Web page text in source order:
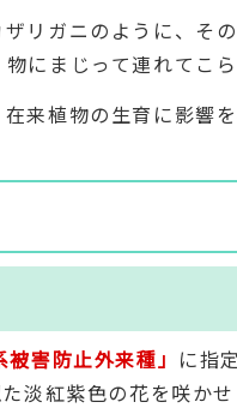
リガニのように、そ
にまじって連れてこ
来植物の生育に影響
被害防止外来種」 に指
淡紅紫色の花を咲か